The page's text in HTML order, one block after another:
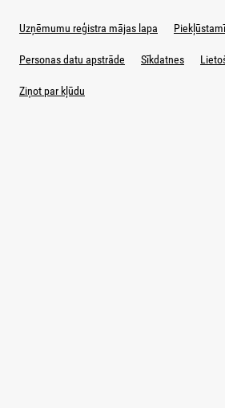
Uzņēmumu reģistra mājas lapa
Personas datu apstrāde Sīkdatnes
Ziņot par kļūdu